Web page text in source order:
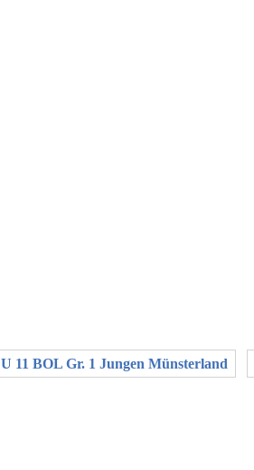
U 11 BOL Gr. 1 Jungen Münsterland